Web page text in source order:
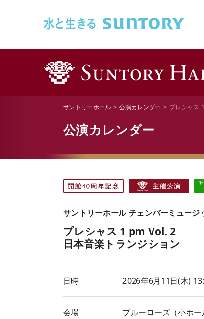
サントリーホール 公演カレンダー プレシャス
公演カレンダー
サントリーホール チェンバーミュージ
プレシャス 1 pm Vol. 2
日本音楽トランジション
日時 2026年6月11日(木)
会場 ブルーローズ（小ホー